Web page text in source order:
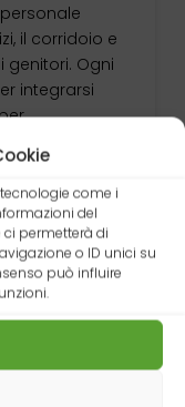
come i
del
permetterà di
o ID unici su
può influire
il corridoio e
genitori. Ogni
integrarsi